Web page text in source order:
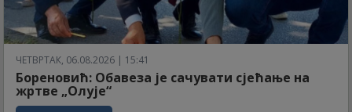
ЧЕТВРТАК, 06.08.2026 | 15:41
Бореновић: Обавеза је сачувати сјећање на
жртве „Олује“